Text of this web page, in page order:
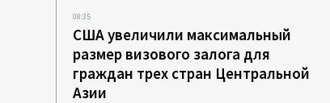
08:35
США увеличили максимальный
размер визового залога для
граждан трех стран Центральной
Азии